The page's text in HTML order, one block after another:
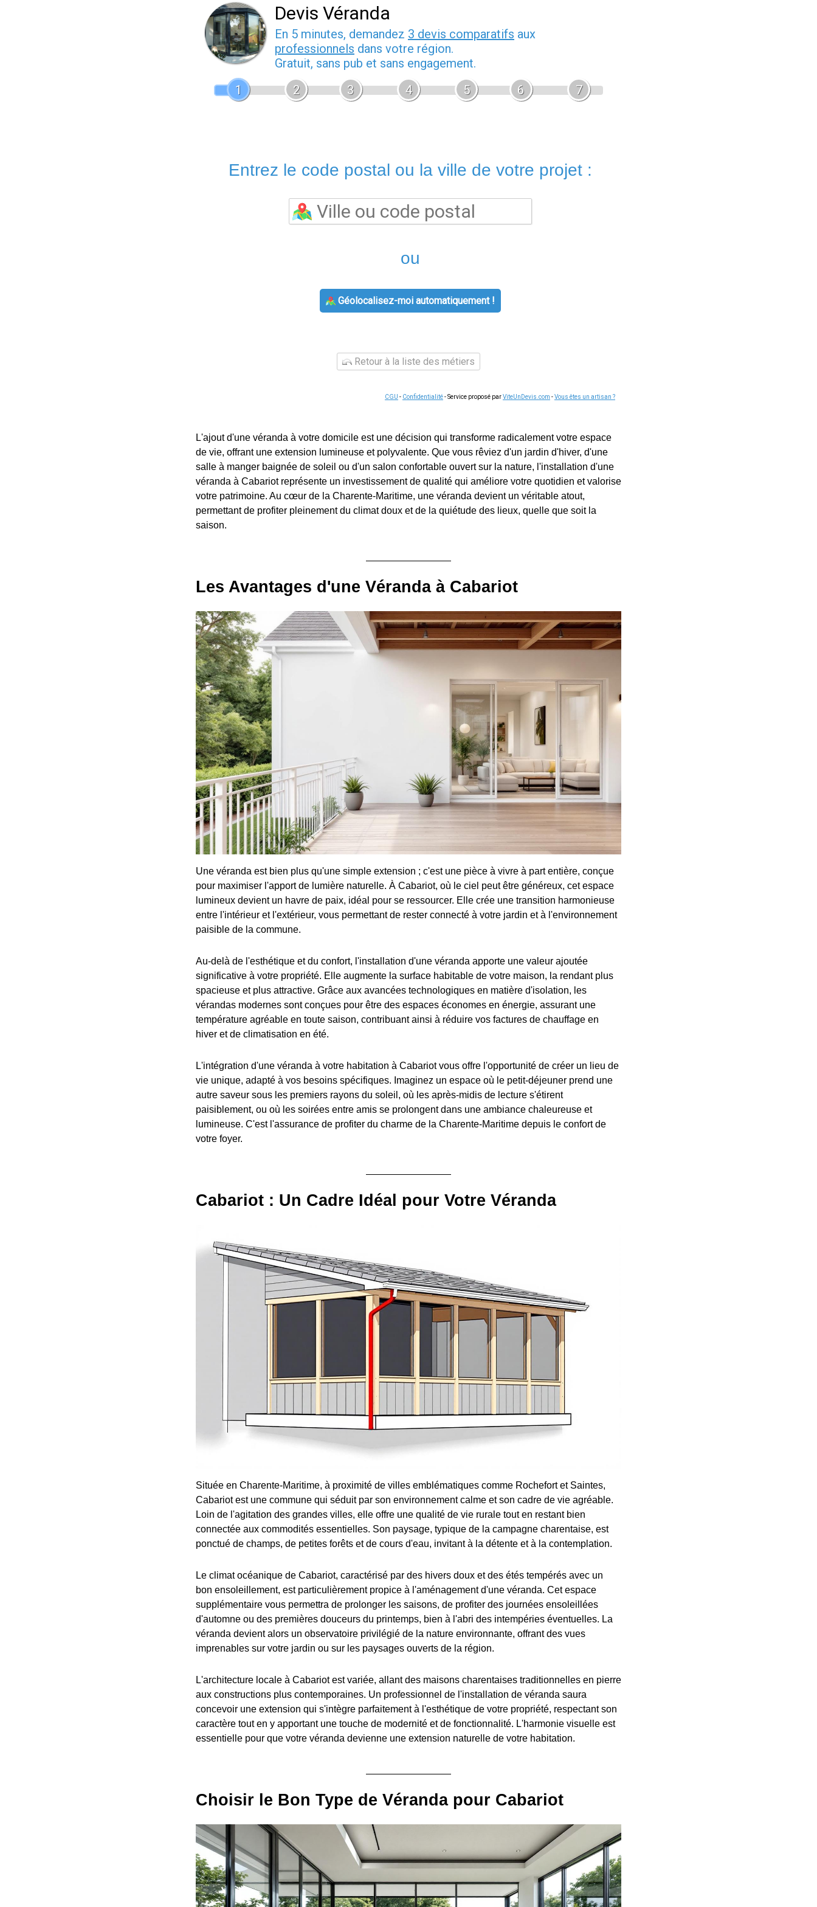
Devis Véranda
En 5 minutes, demandez 3 devis comparatifs aux
professionnels dans votre région.
Gratuit, sans pub et sans engagement.
1
2 3 4 5 6 7
Entrez le code postal ou la ville de votre projet :
ou
Géolocalisez-moi automatiquement !
Retour à la liste des métiers
CGU - Confidentialité- Service proposé parViteUnDevis.com -Vous êtes un artisan ?
L'ajout d'une véranda à votre domicile est une décision qui transforme radicalement votre espace
de vie, offrant une extension lumineuse et polyvalente. Que vous rêviez d'un jardin d'hiver, d'une
salle à manger baignée de soleil ou d'un salon confortable ouvert sur la nature, l'installation d'une
véranda à Cabariot représente un investissement de qualité qui améliore votre quotidien et valorise
votre patrimoine. Au cœur de la Charente-Maritime, une véranda devient un véritable atout,
permettant de profiter pleinement du climat doux et de la quiétude des lieux, quelle que soit la
saison.
Les Avantages d'une Véranda à Cabariot
Une véranda est bien plus qu'une simple extension ; c'est une pièce à vivre à part entière, conçue
pour maximiser l'apport de lumière naturelle. À Cabariot, où le ciel peut être généreux, cet espace
lumineux devient un havre de paix, idéal pour se ressourcer. Elle crée une transition harmonieuse
entre l'intérieur et l'extérieur, vous permettant de rester connecté à votre jardin et à l'environnement
paisible de la commune.
Au-delà de l'esthétique et du confort, l'installation d'une véranda apporte une valeur ajoutée
significative à votre propriété. Elle augmente la surface habitable de votre maison, la rendant plus
spacieuse et plus attractive. Grâce aux avancées technologiques en matière d'isolation, les
vérandas modernes sont conçues pour être des espaces économes en énergie, assurant une
température agréable en toute saison, contribuant ainsi à réduire vos factures de chauffage en
hiver et de climatisation en été.
L'intégration d'une véranda à votre habitation à Cabariot vous offre l'opportunité de créer un lieu de
vie unique, adapté à vos besoins spécifiques. Imaginez un espace où le petit-déjeuner prend une
autre saveur sous les premiers rayons du soleil, où les après-midis de lecture s'étirent
paisiblement, ou où les soirées entre amis se prolongent dans une ambiance chaleureuse et
lumineuse. C'est l'assurance de profiter du charme de la Charente-Maritime depuis le confort de
votre foyer.
Cabariot : Un Cadre Idéal pour Votre Véranda
Située en Charente-Maritime, à proximité de villes emblématiques comme Rochefort et Saintes,
Cabariot est une commune qui séduit par son environnement calme et son cadre de vie agréable.
Loin de l'agitation des grandes villes, elle offre une qualité de vie rurale tout en restant bien
connectée aux commodités essentielles. Son paysage, typique de la campagne charentaise, est
ponctué de champs, de petites forêts et de cours d'eau, invitant à la détente et à la contemplation.
Le climat océanique de Cabariot, caractérisé par des hivers doux et des étés tempérés avec un
bon ensoleillement, est particulièrement propice à l'aménagement d'une véranda. Cet espace
supplémentaire vous permettra de prolonger les saisons, de profiter des journées ensoleillées
d'automne ou des premières douceurs du printemps, bien à l'abri des intempéries éventuelles. La
véranda devient alors un observatoire privilégié de la nature environnante, offrant des vues
imprenables sur votre jardin ou sur les paysages ouverts de la région.
L'architecture locale à Cabariot est variée, allant des maisons charentaises traditionnelles en pierre
aux constructions plus contemporaines. Un professionnel de l'installation de véranda saura
concevoir une extension qui s'intègre parfaitement à l'esthétique de votre propriété, respectant son
caractère tout en y apportant une touche de modernité et de fonctionnalité. L'harmonie visuelle est
essentielle pour que votre véranda devienne une extension naturelle de votre habitation.
Choisir le Bon Type de Véranda pour Cabariot